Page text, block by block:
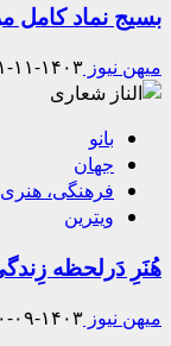
بسیج نماد کامل
میهن نیوز ۱۴۰۳-۱۱-۱۱
بانو
جهان
فرهنگی،
ویترین
هُنَرِ دَرلحظه
میهن نیوز ۱۴۰۳-۰۹-۱۰